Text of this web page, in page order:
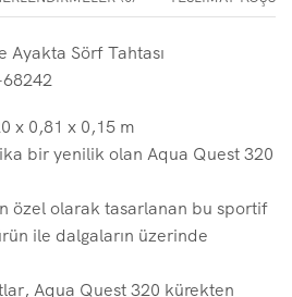
Ayakta Sörf Tahtası
x 0,81 x 0,15 m
bir yenilik olan Aqua Quest 320
özel olarak tasarlanan bu sportif
ile dalgaların üzerinde
Aqua Quest 320 kürekten